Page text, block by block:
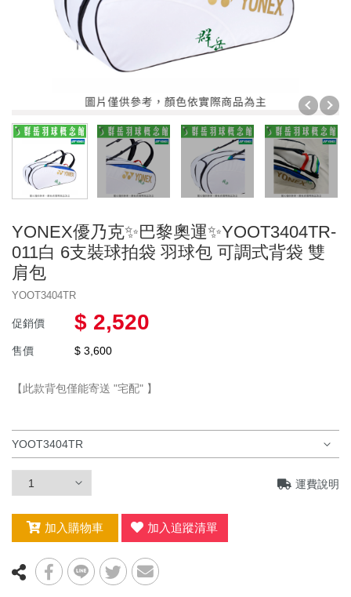
☆☆☆☆☆ 暑假限定 1組只要4999 ☆☆☆☆☆ (球
拍/球鞋/襪子各1)
【群岳 F4】運動毛巾買一送一 ★吸水力強★
☆☆☆ 買一送一 ☆☆☆
❖巴黎奧運周邊❖
✧官網限定 單件45折起✧
✧٩ 優惠服飾 و✧
⏦ MIZUNO服飾 ⏦
群岳嚴選 ⌔F4自有品牌⌔
服飾
男上衣
女上衣
女下著
兒童款
慢跑鞋
羽球鞋
YONEX優乃克
兒童款 羽球鞋
羽球拍
羽毛球
運動包款
羽球矩形包/背包
握把布
襪子&毛巾
護具
☆ 指定球拍贈指定線
YONEX優乃克✨巴黎奧運✨YOOT3404TR-
011白 6支裝球拍袋 羽球包 可調式背袋 雙
肩包
YOOT3404TR
促銷價 $ 2,520
售價 $ 3,600
【此款背包僅能寄送 "宅配" 】
運費說明
加入購物車 加入追蹤清單